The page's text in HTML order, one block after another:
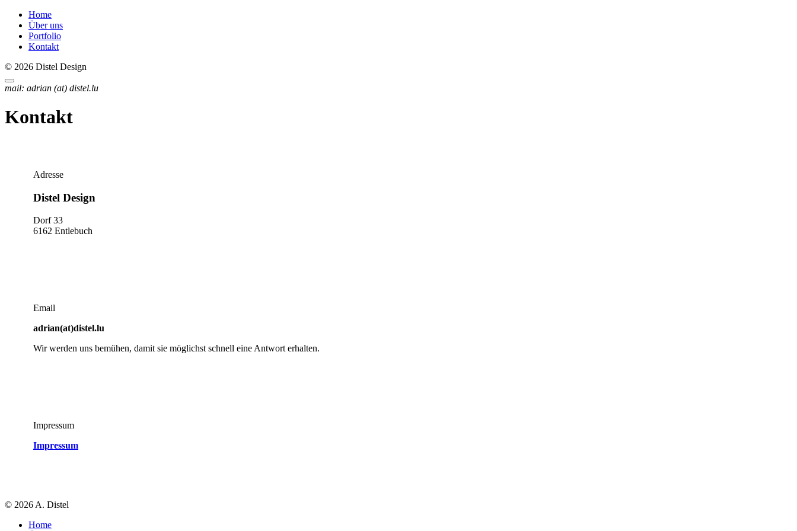
Home
Über uns
Portfolio
Kontakt
© 2026 Distel Design
mail: adrian (at) distel.lu
Kontakt
Adresse
Distel Design
Dorf 33
6162 Entlebuch
Email
adrian(at)distel.lu
Wir werden uns bemühen, damit sie möglichst schnell eine Antwort erhalten.
Impressum
Impressum
© 2026 A. Distel
Home